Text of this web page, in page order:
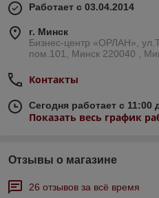
Работает с 03.04.2014
г. Минск
Бизнес-центр «ОРЛАН»,
пом.101, Минск 220040 ,
Контакты
Сегодня работает с 11:00
Показать весь график
Отзывы о магазине
26 отзывов за всё время